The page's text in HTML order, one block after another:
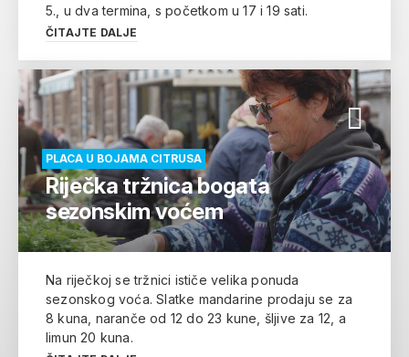
5., u dva termina, s početkom u 17 i 19 sati.
ČITAJTE DALJE
PLACA U BOJAMA CITRUSA
Riječka tržnica bogata
sezonskim voćem
Na riječkoj se tržnici ističe velika ponuda
sezonskog voća. Slatke mandarine prodaju se za
8 kuna, naranče od 12 do 23 kune, šljive za 12, a
limun 20 kuna.